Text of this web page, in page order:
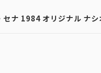
セナ 1984 オリジナル ナ